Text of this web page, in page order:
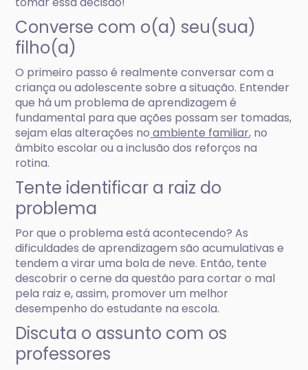
Converse com o(a) seu(sua)
filho(a)
O primeiro passo é realmente conversar com a
criança ou adolescente sobre a situação. Entender
que há um problema de aprendizagem é
fundamental para que ações possam ser tomadas,
sejam elas alterações no ambiente familiar, no
âmbito escolar ou a inclusão dos reforços na
rotina.
Tente identificar a raiz do
problema
Por que o problema está acontecendo? As
dificuldades de aprendizagem são acumulativas e
tendem a virar uma bola de neve. Então, tente
descobrir o cerne da questão para cortar o mal
pela raiz e, assim, promover um melhor
desempenho do estudante na escola.
Discuta o assunto com os
professores